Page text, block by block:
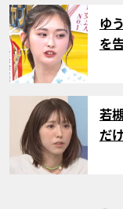
サム
ゆ
を
サム
若
だ